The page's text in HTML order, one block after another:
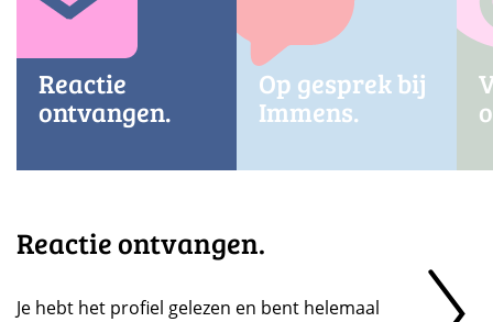
Reactie
ontvangen.
Op gesprek bij
Immens.
Reactie ontvangen.
Je hebt het profiel gelezen en bent helemaal